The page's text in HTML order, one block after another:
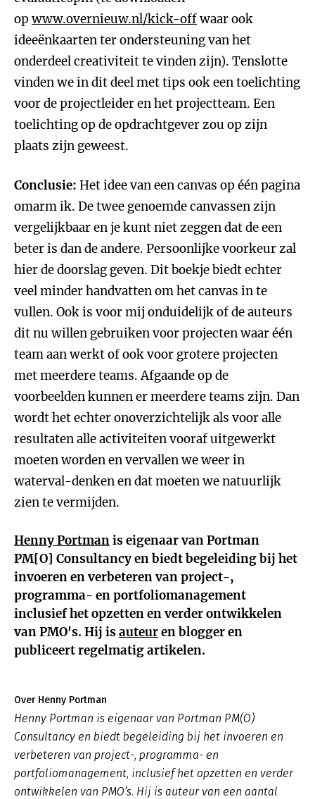
op www.overnieuw.nl/kick-offwaar ook
ideeënkaarten ter ondersteuning van het
onderdeel creativiteit te vinden zijn). Tenslotte
vinden we in dit deel met tips ook een toelichting
voor de projectleider en het projectteam. Een
toelichting op de opdrachtgever zou op zijn
plaats zijn geweest.
Conclusie: Het idee van een canvas op één pagina
omarm ik. De twee genoemde canvassen zijn
vergelijkbaar en je kunt niet zeggen dat de een
beter is dan de andere. Persoonlijke voorkeur zal
hier de doorslag geven. Dit boekje biedt echter
veel minder handvatten om het canvas in te
vullen. Ook is voor mij onduidelijk of de auteurs
dit nu willen gebruiken voor projecten waar één
team aan werkt of ook voor grotere projecten
met meerdere teams. Afgaande op de
voorbeelden kunnen er meerdere teams zijn. Dan
wordt het echter onoverzichtelijk als voor alle
resultaten alle activiteiten vooraf uitgewerkt
moeten worden en vervallen we weer in
waterval-denken en dat moeten we natuurlijk
zien te vermijden.
Henny Portmanis eigenaar van Portman
PM[O] Consultancy en biedt begeleiding bij het
invoeren en verbeteren van project-,
programma- en portfoliomanagement
inclusief het opzetten en verder ontwikkelen
van PMO's. Hij isauteuren blogger en
publiceert regelmatig artikelen.
Over Henny Portman
Henny Portman is eigenaar van Portman PM(O)
Consultancy en biedt begeleiding bij het invoeren en
verbeteren van project-, programma- en
portfoliomanagement, inclusief het opzetten en verder
ontwikkelen van PMO’s. Hij is auteur van een aantal